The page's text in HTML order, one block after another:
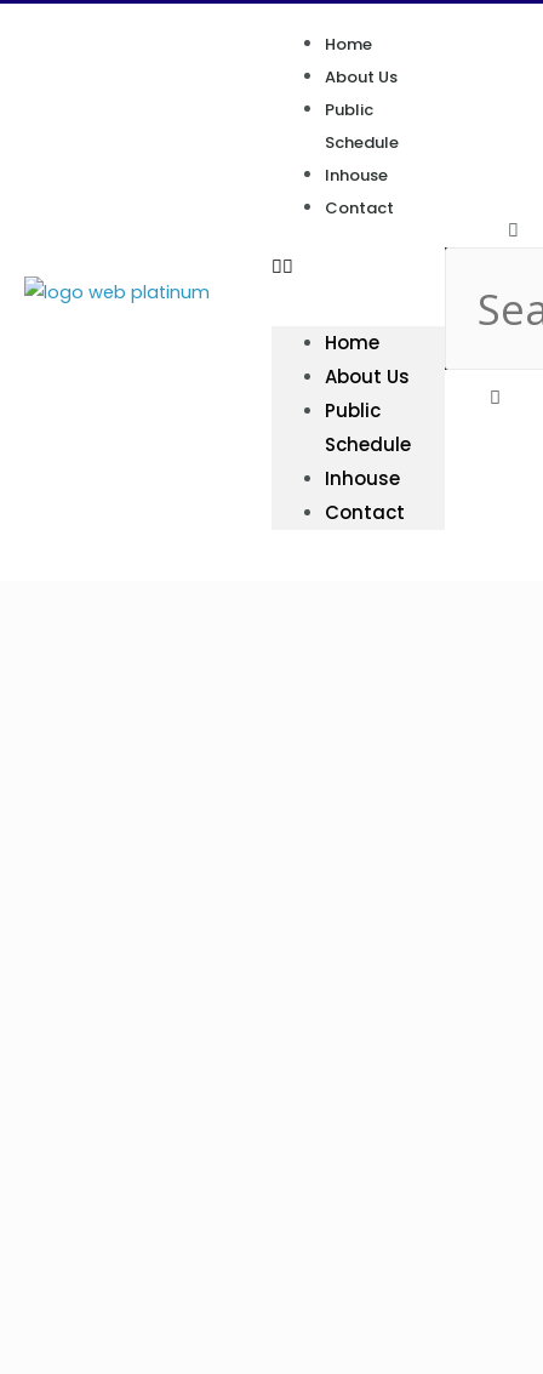
Home
About Us
Public
Schedule
Inhouse
Contact
Home
About Us
Public
Schedule
Inhouse
Contact